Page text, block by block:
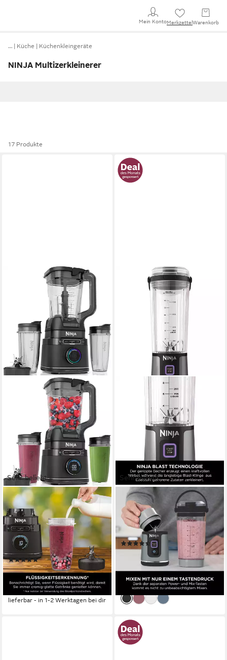
Mein KontoMerkzettel Warenkorb
… Küche Küchenkleingeräte
NINJA Multizerkleinerer
17 Produkte
Sehr beliebt
NINJA
Standmixer Detect Power
Mixer Pro für Einzelportionen
TB301EU
1200 W
Leistung
(37)
209,00 € UVP219,99 €
19,09 €mtl. in 12 Raten
-5%
lieferbar - in 1-2 Werktagen bei dir
Sehr beliebt
NINJA
Standmixer BC151EUBK
0,53 l Kapazität
Akku
Betriebsart
(110)
ab 45,90 € UVP59,99 €
nur diesen Monat
-23%
lieferbar - in 1-2 Werktagen bei dir